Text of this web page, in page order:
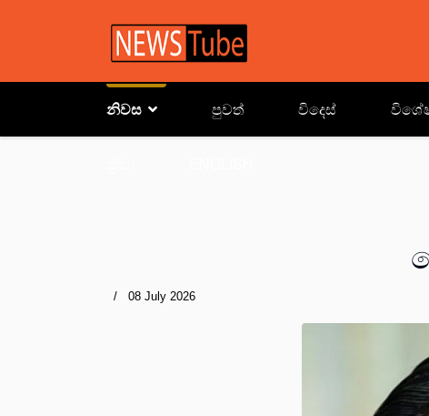
නිවස පුවත් විදෙස්
08 July 2026